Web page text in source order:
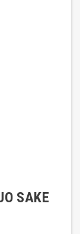
SAKE